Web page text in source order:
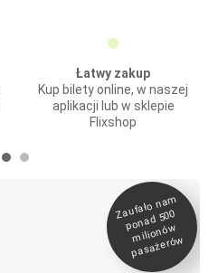
Łatwy zakup
Kup bilety online, w naszej
aplikacji lub w sklepie
Flixshop
Zaufało na
m
ponad 500
milionó
w
pasażeró
w